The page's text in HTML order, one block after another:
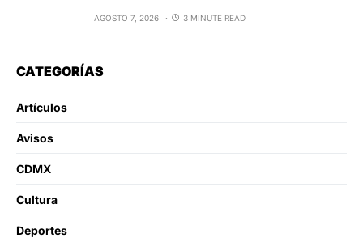
AGOSTO 7, 2026 3 MINUTE READ
CATEGORÍAS
Artículos
Avisos
CDMX
Cultura
Deportes